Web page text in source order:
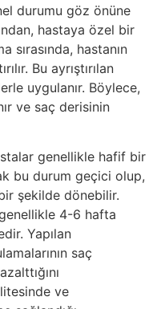
durumu göz önüne
hastaya özel bir
sırasında, hastanın
Bu ayrıştırılan
uygulanır. Böylece,
ve saç derisinin
genellikle hafif bir
bu durum geçici olup,
şekilde dönebilir.
4-6 hafta
Yapılan
saç
ve